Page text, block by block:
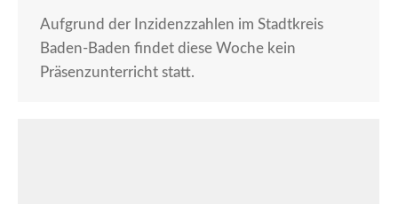
Aufgrund der Inzidenzzahlen im Stadtkreis
Baden-Baden findet diese Woche kein
Präsenzunterricht statt.